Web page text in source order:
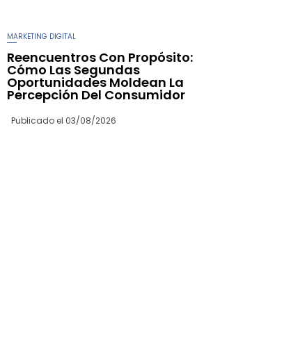
MARKETING DIGITAL
Reencuentros Con Propósito:
Cómo Las Segundas
Oportunidades Moldean La
Percepción Del Consumidor
Publicado el 03/08/2026